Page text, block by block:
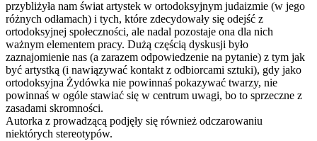
przybliżyła nam świat artystek w ortodoksyjnym judaizmie (w jego
różnych odłamach) i tych, które zdecydowały się odejść z
ortodoksyjnej społeczności, ale nadal pozostaje ona dla nich
ważnym elementem pracy. Dużą częścią dyskusji było
zaznajomienie nas (a zarazem odpowiedzenie na pytanie) z tym jak
być artystką (i nawiązywać kontakt z odbiorcami sztuki), gdy jako
ortodoksyjna Żydówka nie powinnaś pokazywać twarzy, nie
powinnaś w ogóle stawiać się w centrum uwagi, bo to sprzeczne z
zasadami skromności.
Autorka z prowadzącą podjęły się również odczarowaniu
niektórych stereotypów.